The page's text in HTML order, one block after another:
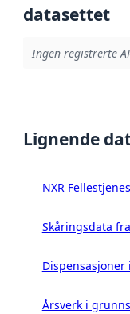
datasettet
Ingen registrerte
Lignende
NXR
Skåringsdata
Årsverk i